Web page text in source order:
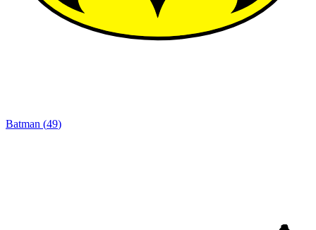
Batman (49)